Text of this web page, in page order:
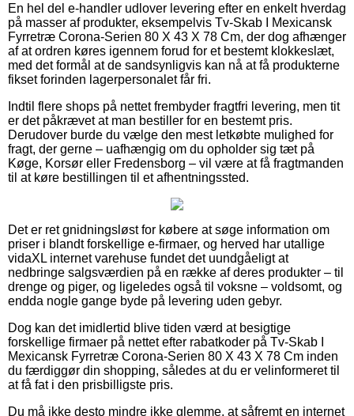
En hel del e-handler udlover levering efter en enkelt hverdag
på masser af produkter, eksempelvis Tv-Skab I Mexicansk
Fyrretræ Corona-Serien 80 X 43 X 78 Cm, der dog afhænger
af at ordren køres igennem forud for et bestemt klokkeslæt,
med det formål at de sandsynligvis kan nå at få produkterne
fikset forinden lagerpersonalet får fri.
Indtil flere shops på nettet frembyder fragtfri levering, men tit
er det påkrævet at man bestiller for en bestemt pris.
Derudover burde du vælge den mest letkøbte mulighed for
fragt, der gerne – uafhængig om du opholder sig tæt på
Køge, Korsør eller Fredensborg – vil være at få fragtmanden
til at køre bestillingen til et afhentningssted.
Det er ret gnidningsløst for købere at søge information om
priser i blandt forskellige e-firmaer, og herved har utallige
vidaXL internet varehuse fundet det uundgåeligt at
nedbringe salgsværdien på en række af deres produkter – til
drenge og piger, og ligeledes også til voksne – voldsomt, og
endda nogle gange byde på levering uden gebyr.
Dog kan det imidlertid blive tiden værd at besigtige
forskellige firmaer på nettet efter rabatkoder på Tv-Skab I
Mexicansk Fyrretræ Corona-Serien 80 X 43 X 78 Cm inden
du færdiggør din shopping, således at du er velinformeret til
at få fat i den prisbilligste pris.
Du må ikke desto mindre ikke glemme, at såfremt en internet